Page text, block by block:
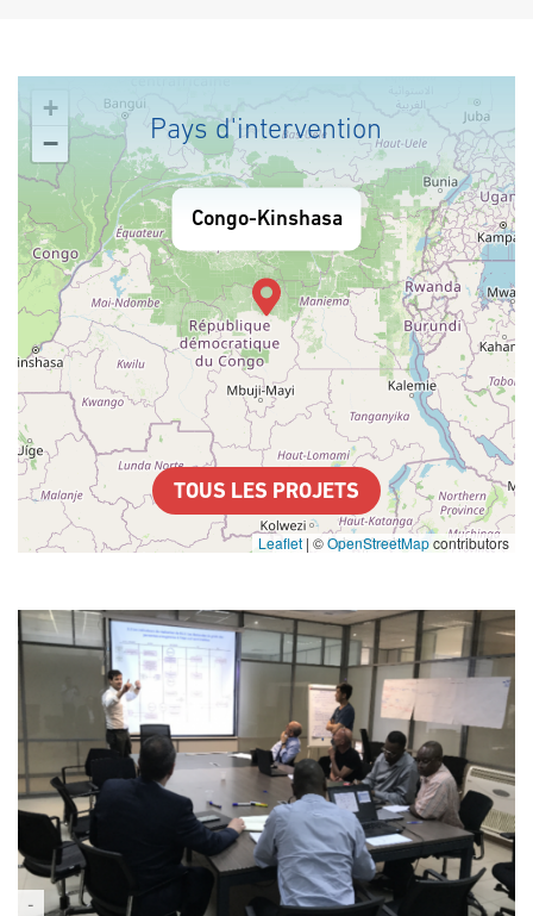
Pays d'intervention
+
−
Leaflet | ©OpenStreetMapcontributors
Congo-Kinshasa
TOUS LES PROJETS
-